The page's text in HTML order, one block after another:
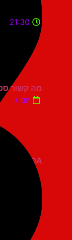
21:30
מה קשור סטנדאפ
יום ג'